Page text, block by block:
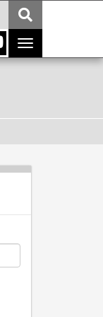
Toggle
navigation